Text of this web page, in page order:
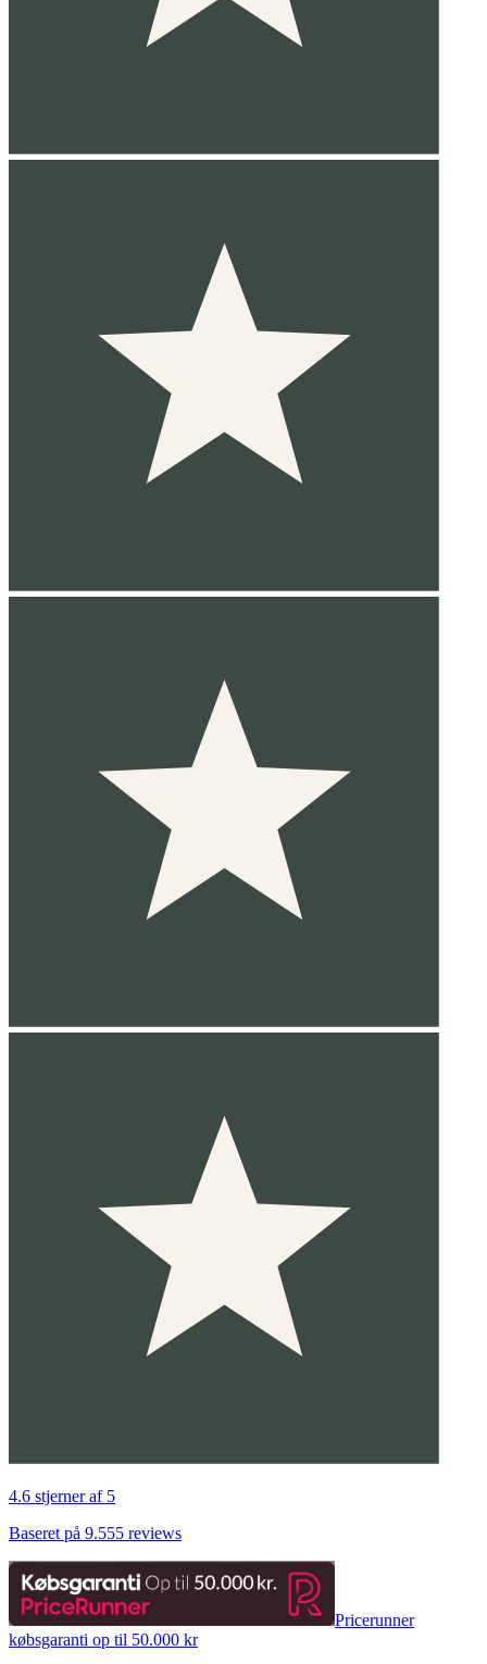
4.6 stjerner af 5
Baseret på 9.555 reviews
Pricerunner
købsgaranti op til 50.000 kr